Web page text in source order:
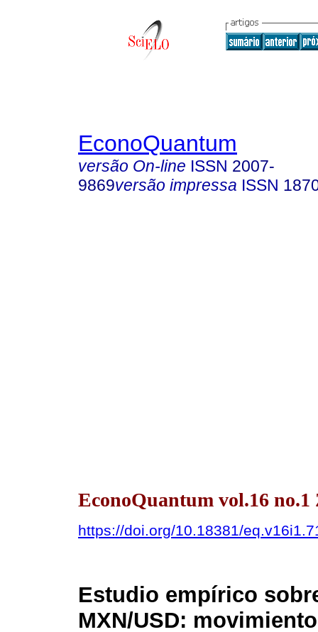
EconoQuantum
versão On-line ISSN 2007-
9869versão impressa ISSN
EconoQuantum vol.16
https://doi.org/10.18381/
Estudio empírico
MXN/USD: